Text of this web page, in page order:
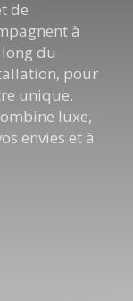
de
à
du
pour
unique.
luxe,
envies et à